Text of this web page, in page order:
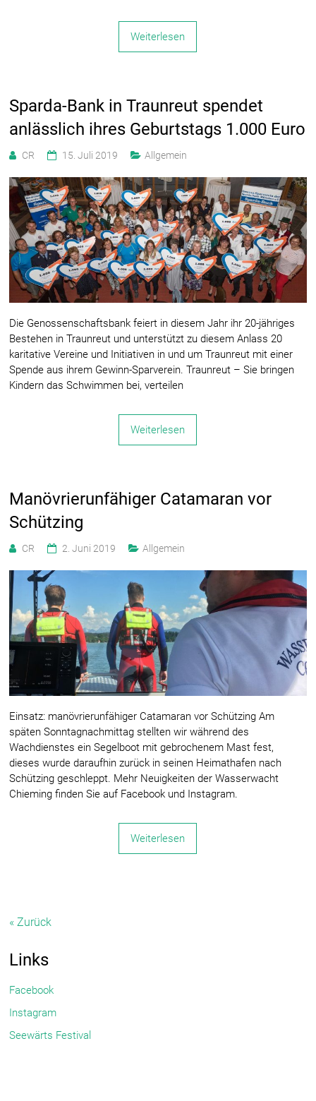
Weiterlesen
Sparda-Bank in Traunreut spendet
anlässlich ihres Geburtstags 1.000 Euro
CR 15. Juli 2019 Allgemein
Die Genossenschaftsbank feiert in diesem Jahr ihr 20-jähriges
Bestehen in Traunreut und unterstützt zu diesem Anlass 20
karitative Vereine und Initiativen in und um Traunreut mit einer
Spende aus ihrem Gewinn-Sparverein. Traunreut – Sie bringen
Kindern das Schwimmen bei, verteilen
Weiterlesen
Manövrierunfähiger Catamaran vor
Schützing
CR 2. Juni 2019 Allgemein
Einsatz: manövrierunfähiger Catamaran vor Schützing Am
späten Sonntagnachmittag stellten wir während des
Wachdienstes ein Segelboot mit gebrochenem Mast fest,
dieses wurde daraufhin zurück in seinen Heimathafen nach
Schützing geschleppt. Mehr Neuigkeiten der Wasserwacht
Chieming finden Sie auf Facebook und Instagram.
Weiterlesen
« Zurück
Links
Facebook
Instagram
Seewärts Festival